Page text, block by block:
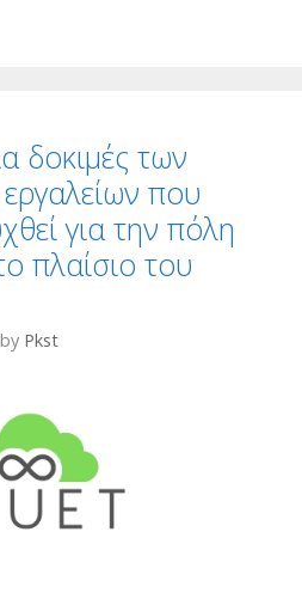
δοκιμές των
που
για την πόλη
πλαίσιο του
by Pkst